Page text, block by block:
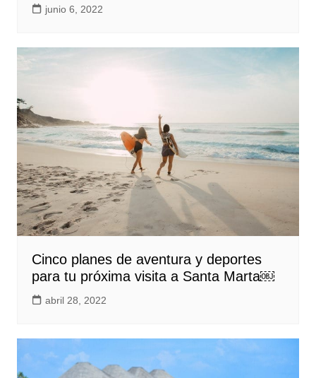
junio 6, 2022
Cinco planes de aventura y deportes
para tu próxima visita a Santa Marta￼
abril 28, 2022